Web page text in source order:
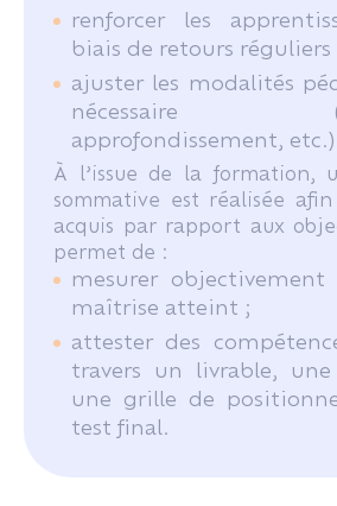
renforcer les
biais de retours réguliers
ajuster les modalités
nécessaire
approfondissement,
À l’issue de la formation,
sommative est réalisée
acquis par rapport aux
permet de :
mesurer
maîtrise atteint ;
attester des
travers un livrable,
une grille de
test final.